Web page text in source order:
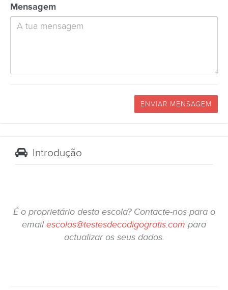
Mensagem
ENVIAR MENSAGEM
Introdução
É o proprietário desta escola? Contacte-nos para o
emailescolas@testesdecodigogratis.com para
actualizar os seus dados.